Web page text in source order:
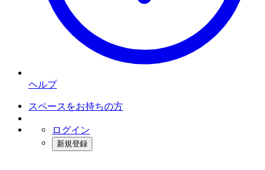
ヘルプ
スペースをお持ちの方
ログイン
新規登録